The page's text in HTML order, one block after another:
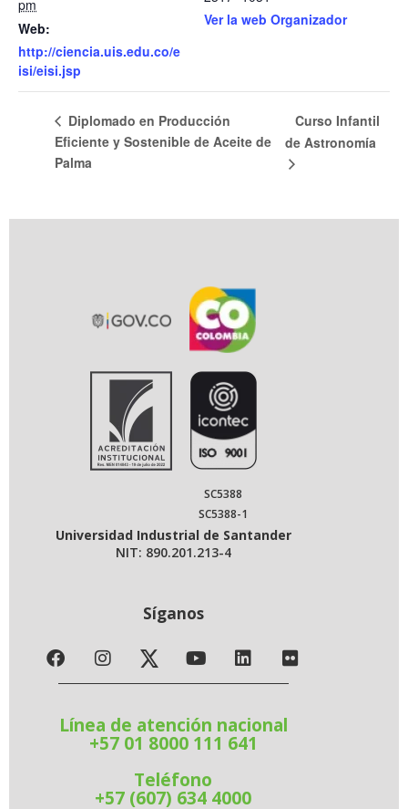
pm
Web:
http://ciencia.uis.edu.co/e
isi/eisi.jsp
Ver la web Organizador
Diplomado en Producción
Eficiente y Sostenible de Aceite de
Palma
Curso Infantil
de Astronomía